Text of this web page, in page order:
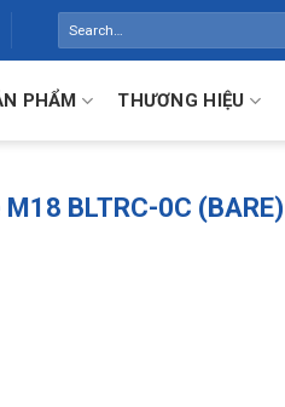
PHẨM THƯƠNG HIỆU
BLTRC-0C (BARE)